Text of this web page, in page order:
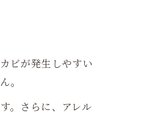
ビが発生しやすい
。
。さらに、アレル